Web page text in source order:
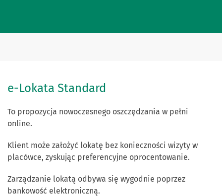
e-Lokata Standard
To propozycja nowoczesnego oszczędzania w pełni
online.
Klient może założyć lokatę bez konieczności wizyty w
placówce, zyskując preferencyjne oprocentowanie.
Zarządzanie lokatą odbywa się wygodnie poprzez
bankowość elektroniczną.